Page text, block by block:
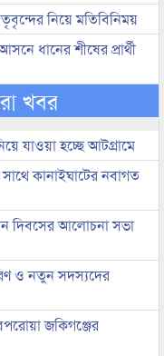
নিয়ে মতিবিনিময়
ধানের শীষের প্রার্থী
খবর
যাওয়া হচ্ছে আটগ্রামে
কানাইঘাটের নবাগত
দিবসের আলোচনা সভা
ও নতুন সদস্যদের
জকিগঞ্জের